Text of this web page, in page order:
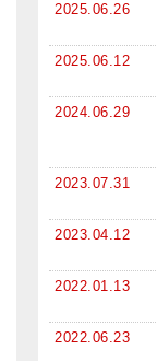
2025.06.26
2025.06.12
2024.06.29
2023.07.31
2023.04.12
2022.01.13
2022.06.23